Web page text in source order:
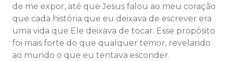
de me expor, até que Jesus falou ao meu coração
que cada história que eu deixava de escrever era
uma vida que Ele deixava de tocar. Esse propósito
foi mais forte do que qualquer temor, revelando
ao mundo o que eu tentava esconder.